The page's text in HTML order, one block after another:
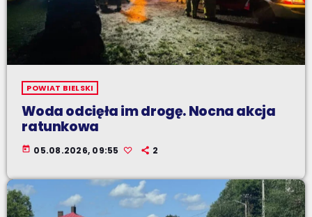
POWIAT BIELSKI
Woda odcięła im drogę. Nocna akcja
ratunkowa
today 05.08.2026, 09:55 2